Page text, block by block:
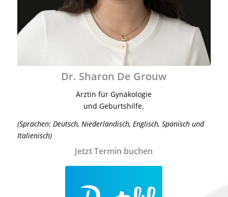
Dr. Sharon De Grouw
Ärztin für Gynäkologie
und Geburtshilfe.
(Sprachen: Deutsch, Niederländisch, Englisch, Spanisch und
Italienisch)
Jetzt Termin buchen